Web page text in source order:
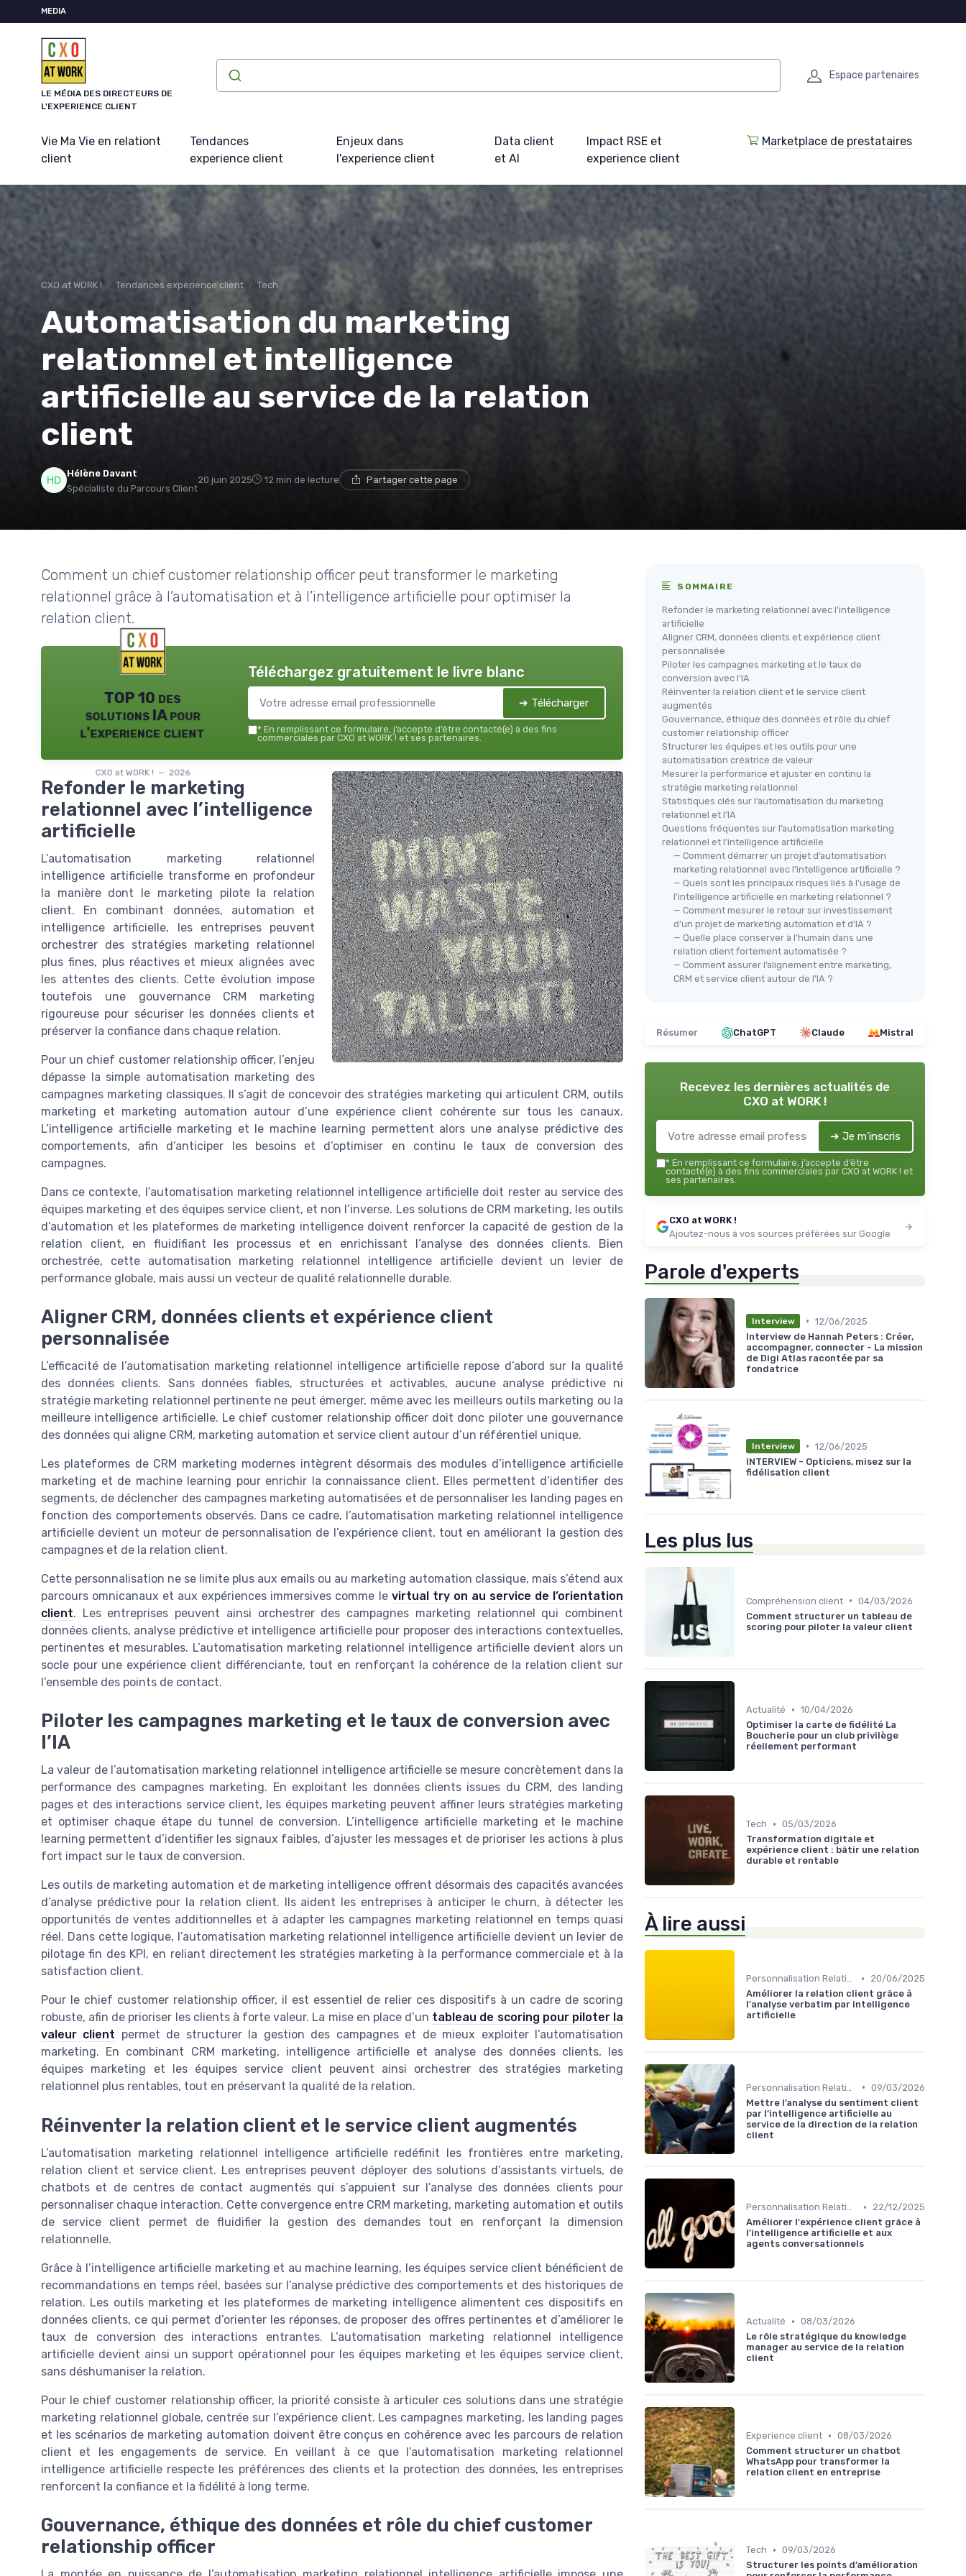
MEDIA
LE MÉDIA DES DIRECTEURS DE
L'EXPERIENCE CLIENT
Espace partenaires
Vie Ma Vie en relationt
client
Tendances
experience client
Enjeux dans
l'experience client
Data client
et AI
Impact RSE et
experience client
Marketplace de prestataires
CXO at WORK ! Tendances experience client Tech
Automatisation du marketing
relationnel et intelligence
artificielle au service de la relation
client
Hélène Davant
Spécialiste du Parcours Client
20 juin 2025 12 min de lecture Partager cette page
Comment un chief customer relationship officer peut transformer le marketing
relationnel grâce à l’automatisation et à l’intelligence artificielle pour optimiser la
relation client.
TOP 10 des
solutions IA pour
l'experience client
CXO at WORK ! — 2026
Téléchargez gratuitement le livre blanc
➔ Télécharger
* En remplissant ce formulaire, j’accepte d’être contacté(e) à des fins
commerciales par CXO at WORK ! et ses partenaires.
Refonder le marketing
relationnel avec l’intelligence
artificielle
L’automatisation marketing relationnel
intelligence artificielle transforme en profondeur
la manière dont le marketing pilote la relation
client. En combinant données, automation et
intelligence artificielle, les entreprises peuvent
orchestrer des stratégies marketing relationnel
plus fines, plus réactives et mieux alignées avec
les attentes des clients. Cette évolution impose
toutefois une gouvernance CRM marketing
rigoureuse pour sécuriser les données clients et
préserver la confiance dans chaque relation.
Pour un chief customer relationship officer, l’enjeu
dépasse la simple automatisation marketing des
campagnes marketing classiques. Il s’agit de concevoir des stratégies marketing qui articulent CRM, outils
marketing et marketing automation autour d’une expérience client cohérente sur tous les canaux.
L’intelligence artificielle marketing et le machine learning permettent alors une analyse prédictive des
comportements, afin d’anticiper les besoins et d’optimiser en continu le taux de conversion des
campagnes.
Dans ce contexte, l’automatisation marketing relationnel intelligence artificielle doit rester au service des
équipes marketing et des équipes service client, et non l’inverse. Les solutions de CRM marketing, les outils
d’automation et les plateformes de marketing intelligence doivent renforcer la capacité de gestion de la
relation client, en fluidifiant les processus et en enrichissant l’analyse des données clients. Bien
orchestrée, cette automatisation marketing relationnel intelligence artificielle devient un levier de
performance globale, mais aussi un vecteur de qualité relationnelle durable.
Aligner CRM, données clients et expérience client
personnalisée
L’efficacité de l’automatisation marketing relationnel intelligence artificielle repose d’abord sur la qualité
des données clients. Sans données fiables, structurées et activables, aucune analyse prédictive ni
stratégie marketing relationnel pertinente ne peut émerger, même avec les meilleurs outils marketing ou la
meilleure intelligence artificielle. Le chief customer relationship officer doit donc piloter une gouvernance
des données qui aligne CRM, marketing automation et service client autour d’un référentiel unique.
Les plateformes de CRM marketing modernes intègrent désormais des modules d’intelligence artificielle
marketing et de machine learning pour enrichir la connaissance client. Elles permettent d’identifier des
segments, de déclencher des campagnes marketing automatisées et de personnaliser les landing pages en
fonction des comportements observés. Dans ce cadre, l’automatisation marketing relationnel intelligence
artificielle devient un moteur de personnalisation de l’expérience client, tout en améliorant la gestion des
campagnes et de la relation client.
Cette personnalisation ne se limite plus aux emails ou au marketing automation classique, mais s’étend aux
parcours omnicanaux et aux expériences immersives comme le virtual try on au service de l’orientation
client. Les entreprises peuvent ainsi orchestrer des campagnes marketing relationnel qui combinent
données clients, analyse prédictive et intelligence artificielle pour proposer des interactions contextuelles,
pertinentes et mesurables. L’automatisation marketing relationnel intelligence artificielle devient alors un
socle pour une expérience client différenciante, tout en renforçant la cohérence de la relation client sur
l’ensemble des points de contact.
Piloter les campagnes marketing et le taux de conversion avec
l’IA
La valeur de l’automatisation marketing relationnel intelligence artificielle se mesure concrètement dans la
performance des campagnes marketing. En exploitant les données clients issues du CRM, des landing
pages et des interactions service client, les équipes marketing peuvent affiner leurs stratégies marketing
et optimiser chaque étape du tunnel de conversion. L’intelligence artificielle marketing et le machine
learning permettent d’identifier les signaux faibles, d’ajuster les messages et de prioriser les actions à plus
fort impact sur le taux de conversion.
Les outils de marketing automation et de marketing intelligence offrent désormais des capacités avancées
d’analyse prédictive pour la relation client. Ils aident les entreprises à anticiper le churn, à détecter les
opportunités de ventes additionnelles et à adapter les campagnes marketing relationnel en temps quasi
réel. Dans cette logique, l’automatisation marketing relationnel intelligence artificielle devient un levier de
pilotage fin des KPI, en reliant directement les stratégies marketing à la performance commerciale et à la
satisfaction client.
Pour le chief customer relationship officer, il est essentiel de relier ces dispositifs à un cadre de scoring
robuste, afin de prioriser les clients à forte valeur. La mise en place d’un tableau de scoring pour piloter la
valeur client permet de structurer la gestion des campagnes et de mieux exploiter l’automatisation
marketing. En combinant CRM marketing, intelligence artificielle et analyse des données clients, les
équipes marketing et les équipes service client peuvent ainsi orchestrer des stratégies marketing
relationnel plus rentables, tout en préservant la qualité de la relation.
Réinventer la relation client et le service client augmentés
L’automatisation marketing relationnel intelligence artificielle redéfinit les frontières entre marketing,
relation client et service client. Les entreprises peuvent déployer des solutions d’assistants virtuels, de
chatbots et de centres de contact augmentés qui s’appuient sur l’analyse des données clients pour
personnaliser chaque interaction. Cette convergence entre CRM marketing, marketing automation et outils
de service client permet de fluidifier la gestion des demandes tout en renforçant la dimension
relationnelle.
Grâce à l’intelligence artificielle marketing et au machine learning, les équipes service client bénéficient de
recommandations en temps réel, basées sur l’analyse prédictive des comportements et des historiques de
relation. Les outils marketing et les plateformes de marketing intelligence alimentent ces dispositifs en
données clients, ce qui permet d’orienter les réponses, de proposer des offres pertinentes et d’améliorer le
taux de conversion des interactions entrantes. L’automatisation marketing relationnel intelligence
artificielle devient ainsi un support opérationnel pour les équipes marketing et les équipes service client,
sans déshumaniser la relation.
Pour le chief customer relationship officer, la priorité consiste à articuler ces solutions dans une stratégie
marketing relationnel globale, centrée sur l’expérience client. Les campagnes marketing, les landing pages
et les scénarios de marketing automation doivent être conçus en cohérence avec les parcours de relation
client et les engagements de service. En veillant à ce que l’automatisation marketing relationnel
intelligence artificielle respecte les préférences des clients et la protection des données, les entreprises
renforcent la confiance et la fidélité à long terme.
Gouvernance, éthique des données et rôle du chief customer
relationship officer
SOMMAIRE
Refonder le marketing relationnel avec l’intelligence
artificielle
Aligner CRM, données clients et expérience client
personnalisée
Piloter les campagnes marketing et le taux de
conversion avec l’IA
Réinventer la relation client et le service client
augmentés
Gouvernance, éthique des données et rôle du chief
customer relationship officer
Structurer les équipes et les outils pour une
automatisation créatrice de valeur
Mesurer la performance et ajuster en continu la
stratégie marketing relationnel
Statistiques clés sur l’automatisation du marketing
relationnel et l’IA
Questions fréquentes sur l’automatisation marketing
relationnel et l’intelligence artificielle
— Comment démarrer un projet d’automatisation
marketing relationnel avec l’intelligence artificielle ?
— Quels sont les principaux risques liés à l’usage de
l’intelligence artificielle en marketing relationnel ?
— Comment mesurer le retour sur investissement
d’un projet de marketing automation et d’IA ?
— Quelle place conserver à l’humain dans une
relation client fortement automatisée ?
— Comment assurer l’alignement entre marketing,
CRM et service client autour de l’IA ?
Résumer ChatGPT Claude Mistral
Recevez les dernières actualités de
CXO at WORK !
➔ Je m'inscris
* En remplissant ce formulaire, j’accepte d’être
contacté(e) à des fins commerciales par CXO at WORK ! et
ses partenaires.
CXO at WORK !
Ajoutez-nous à vos sources préférées sur Google
Parole d'experts
Interview • 12/06/2025
Interview de Hannah Peters : Créer,
accompagner, connecter - La mission
de Digi Atlas racontée par sa
fondatrice
Interview • 12/06/2025
INTERVIEW - Opticiens, misez sur la
fidélisation client
Les plus lus
Compréhension client • 04/03/2026
Comment structurer un tableau de
scoring pour piloter la valeur client
Actualité • 10/04/2026
Optimiser la carte de fidélité La
Boucherie pour un club privilège
réellement performant
Tech • 05/03/2026
Transformation digitale et
expérience client : bâtir une relation
durable et rentable
À lire aussi
Personnalisation Relation client et intelligence artificielle •
20/06/2025
Améliorer la relation client grâce à
l'analyse verbatim par intelligence
artificielle
• 09/03/2026
Mettre l’analyse du sentiment client
par l’intelligence artificielle au
service de la direction de la relation
client
Personnalisation Relation client et intelligence artificielle •
22/12/2025
Améliorer l'expérience client grâce à
l'intelligence artificielle et aux
agents conversationnels
Actualité • 08/03/2026
Le rôle stratégique du knowledge
manager au service de la relation
client
Experience client • 08/03/2026
Comment structurer un chatbot
WhatsApp pour transformer la
relation client en entreprise
Tech • 09/03/2026
Structurer les points d’amélioration
Panneau de gestion des cookies